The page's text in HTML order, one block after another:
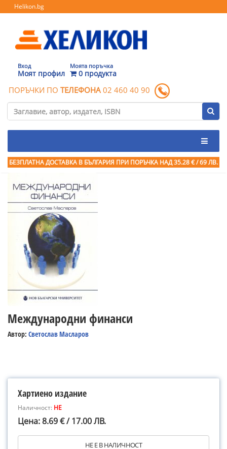
Helikon.bg
Вход
Моят профил
Моята поръчка
0 продукта
ПОРЪЧКИ ПО ТЕЛЕФОНА 02 460 40 90
БЕЗПЛАТНА ДОСТАВКА В БЪЛГАРИЯ ПРИ ПОРЪЧКА НАД 35.28 € / 69 ЛВ.
Международни финанси
Автор: Светослав Масларов
Хартиено издание
Наличност: НЕ
Цена: 8.69 € / 17.00 ЛВ.
НЕ Е В НАЛИЧНОСТ